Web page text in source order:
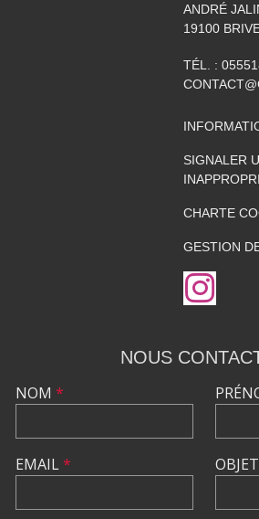
ANDRÉ
19100
TÉL. :
SIGNALER
CHARTE
GESTION
NOUS
NOM *
EMAIL* OBJET